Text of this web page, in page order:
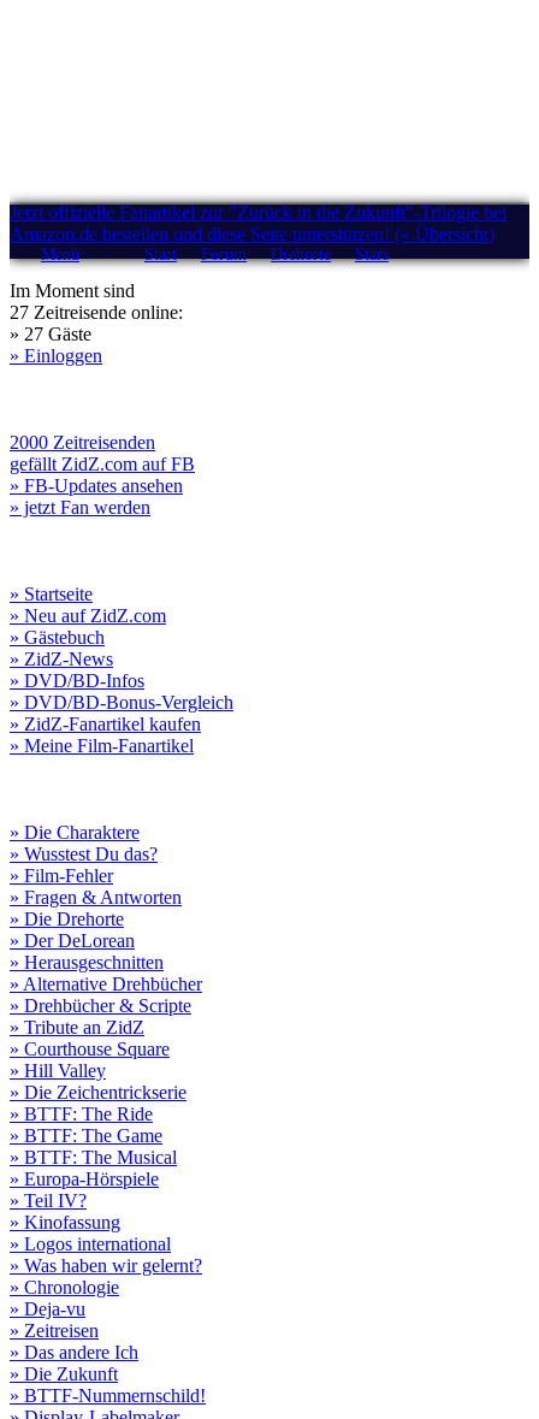
Jetzt offizielle Fanartikel zur "Zurück in die Zukunft"-Trilogie bei
Amazon.de bestellen und diese Seite unterstützen! (» Übersicht)
Menü Start Forum Drehorte Stars
Im Moment sind
27 Zeitreisende online:
» 27 Gäste
» Einloggen
2000 Zeitreisenden
gefällt ZidZ.com auf FB
» FB-Updates ansehen
» jetzt Fan werden
» Startseite
» Neu auf ZidZ.com
» Gästebuch
» ZidZ-News
» DVD/BD-Infos
» DVD/BD-Bonus-Vergleich
» ZidZ-Fanartikel kaufen
» Meine Film-Fanartikel
» Die Charaktere
» Wusstest Du das?
» Film-Fehler
» Fragen & Antworten
» Die Drehorte
» Der DeLorean
» Herausgeschnitten
» Alternative Drehbücher
» Drehbücher & Scripte
» Tribute an ZidZ
» Courthouse Square
» Hill Valley
» Die Zeichentrickserie
» BTTF: The Ride
» BTTF: The Game
» BTTF: The Musical
» Europa-Hörspiele
» Teil IV?
» Kinofassung
» Logos international
» Was haben wir gelernt?
» Chronologie
» Deja-vu
» Zeitreisen
» Das andere Ich
» Die Zukunft
» BTTF-Nummernschild!